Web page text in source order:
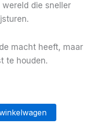
die sneller
macht heeft, maar
te houden.